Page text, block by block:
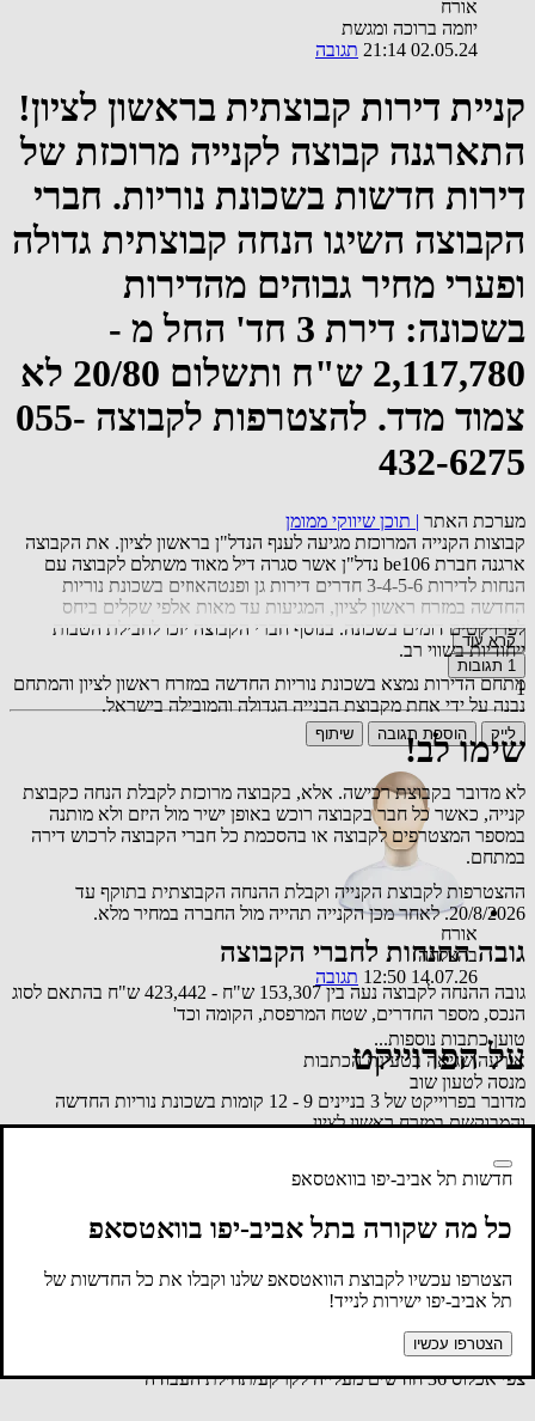
אורח
יוזמה ברוכה ומגשת
02.05.24 21:14
תגובה
קניית דירות קבוצתית בראשון לציון!
התארגנה קבוצה לקנייה מרוכזת של
דירות חדשות בשכונת נוריות. חברי
הקבוצה השיגו הנחה קבוצתית גדולה
ופערי מחיר גבוהים מהדירות
בשכונה: דירת 3 חד' החל מ -
2,117,780 ש"ח ותשלום 20/80 לא
צמוד מדד. להצטרפות לקבוצה 055-
432-6275
מערכת האתר | תוכן שיווקי ממומן
קבוצות הקנייה המרוכזת מגיעה לענף הנדל"ן בראשון לציון. את הקבוצה
ארגנה חברת be106 נדל"ן אשר סגרה דיל מאוד משתלם לקבוצה עם
הנחות לדירות 3-4-5-6 חדרים דירות גן ופנטהאוזים בשכונת נוריות
החדשה במזרח ראשון לציון, המגיעות עד מאות אלפי שקלים ביחס
לפרויקטים דומים בשכונה. בנוסף חברי הקבוצה יזכו לחבילת הטבות
ייחודיות בשווי רב.
מתחם הדירות נמצא בשכונת נוריות החדשה במזרח ראשון לציון והמתחם
נבנה על ידי אחת מקבוצת הבנייה הגדולה והמובילה בישראל.
שימו לב!
לא מדובר בקבוצת רכישה. אלא, בקבוצה מרוכזת לקבלת הנחה כקבוצת
קנייה, כאשר כל חבר בקבוצה רוכש באופן ישיר מול היזם ולא מותנה
במספר המצטרפים לקבוצה או בהסכמת כל חברי הקבוצה לרכוש דירה
במתחם.
ההצטרפות לקבוצת הקנייה וקבלת ההנחה הקבוצתית בתוקף עד
20/8/2026. לאחר מכן הקנייה תהייה מול החברה במחיר מלא.
גובה ההנחות לחברי הקבוצה
גובה ההנחה לקבוצה נעה בין 153,307 ש"ח - 423,442 ש"ח בהתאם לסוג
הנכס, מספר החדרים, שטח המרפסת, הקומה וכד'
על הפרוייקט
מדובר בפרוייקט של 3 בניינים 9 - 12 קומות בשכונת נוריות החדשה
והמבוקשת במזרח ראשון לציון.
לקראת מסירת המפתח. במסלול פטור מהצמדה למדד.
מארגני הקבוצה השיגו הנחות משמעתיות המגיעות עד מאות אלפי ש"ח
לדירות בשכונה, הזהות לדירות הקבוצה ולמתחמים אחרים הנבנים
לכל דירה חניה מקורה תת קרקעית. לפנטהאוז 2 חניות
בתשלום.
צפי אכלוס 36 חודשים מעלייה לקרקע/תחילת העבודה
קרא עוד
1 תגובות
1
לייק הוספת תגובה שיתוף
אורח
בהצלחה
14.07.26 12:50
תגובה
טוען כתבות נוספות...
אירעה שגיאה בטעינת הכתבות
מנסה לטעון שוב
חדשות תל אביב-יפו בוואטסאפ
כל מה שקורה בתל אביב-יפו בוואטסאפ
הצטרפו עכשיו לקבוצת הוואטסאפ שלנו וקבלו את כל החדשות של
תל אביב-יפו ישירות לנייד!
הצטרפו עכשיו